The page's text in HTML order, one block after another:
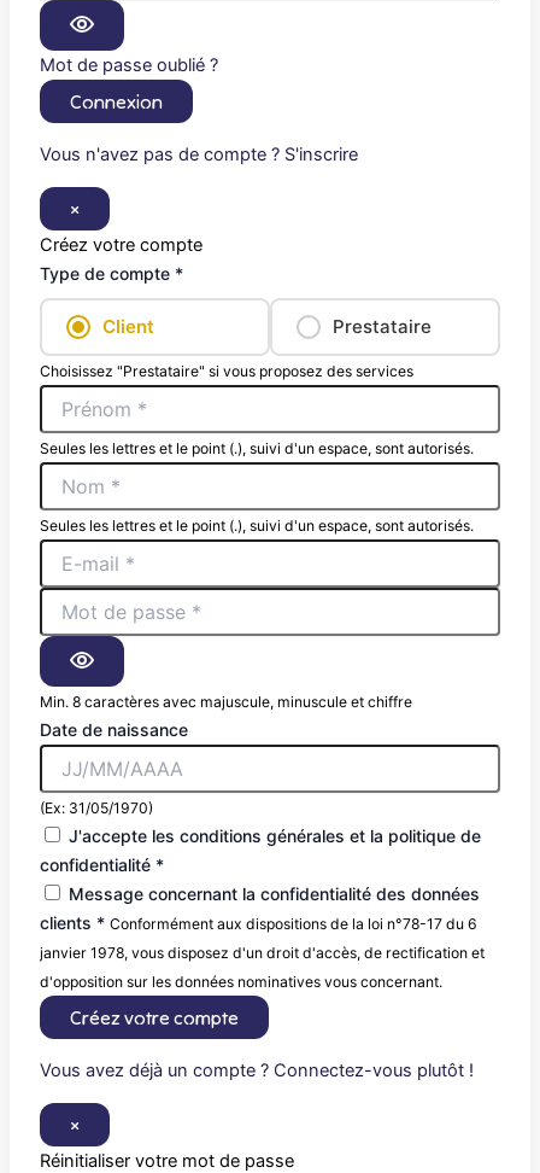
Mot de passe oublié ?
Connexion
Vous n'avez pas de compte ? S'inscrire
×
Créez votre compte
Type de compte *
Client Prestataire
Choisissez "Prestataire" si vous proposez des services
Seules les lettres et le point (.), suivi d'un espace, sont autorisés.
Seules les lettres et le point (.), suivi d'un espace, sont autorisés.
Min. 8 caractères avec majuscule, minuscule et chiffre
Date de naissance
(Ex: 31/05/1970)
J'accepte les conditions générales et la politique de
confidentialité *
Message concernant la confidentialité des données
clients * Conformément aux dispositions de la loi n°78-17 du 6
janvier 1978, vous disposez d'un droit d'accès, de rectification et
d'opposition sur les données nominatives vous concernant.
Créez votre compte
Vous avez déjà un compte ? Connectez-vous plutôt !
×
Réinitialiser votre mot de passe